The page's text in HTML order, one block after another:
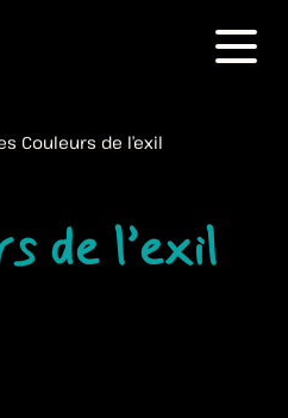
Menu
Couleurs de l’exil
de l’exil